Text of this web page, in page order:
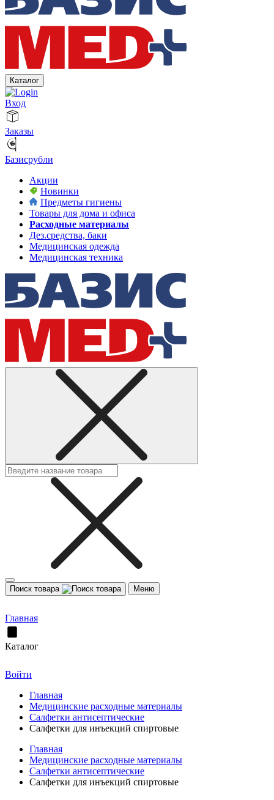
Каталог
Вход
Заказы
Базисрубли
Акции
Новинки
Предметы гигиены
Товары для дома и офиса
Расходные материалы
Дез.средства, баки
Медицинская одежда
Медицинская техника
Поиск товара Меню
Главная
Каталог
Войти
Главная
Медицинские расходные материалы
Салфетки антисептические
Салфетки для инъекций спиртовые
Главная
Медицинские расходные материалы
Салфетки антисептические
Салфетки для инъекций спиртовые